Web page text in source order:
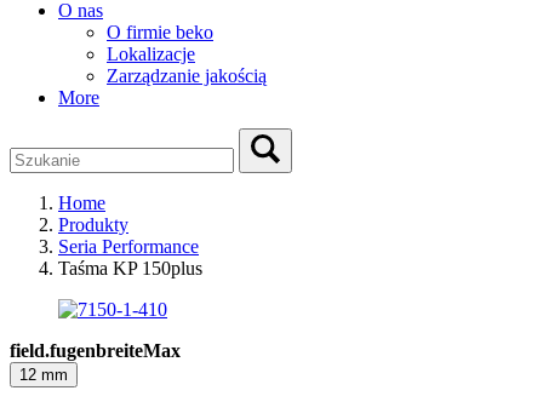
O nas
O firmie beko
Lokalizacje
Zarządzanie jakością
More
Home
Produkty
Seria Performance
Taśma KP 150plus
field.fugenbreiteMax
12 mm